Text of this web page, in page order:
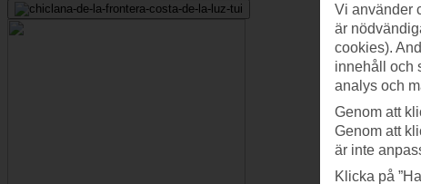
Vi använder
är
cookies).
innehåll och
analys och
Genom att
Genom att
är inte
Klicka på